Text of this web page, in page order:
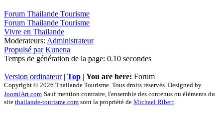
Forum Thailande Tourisme
Forum Thailande Tourisme
Vivre en Thailande
Moderateurs: Administrateur
Propulsé par Kunena
Temps de génération de la page: 0.10 secondes
Version ordinateur| Top | You are here: Forum
Copyright © 2026 Thailande Tourisme. Tous droits réservés. Designed by
JoomlArt.com Sauf mention contraire, l'ensemble des contenus ou éléments du
site thailande-tourisme.com sont la propriété de Michael Ribert